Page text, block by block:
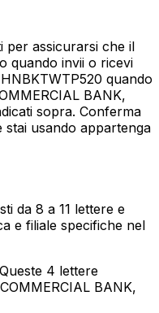
per assicurarsi che il
quando invii o ricevi
quando
BANK,
sopra. Conferma
usando appartenga
da 8 a 11 lettere e
e filiale specifiche nel
Queste 4 lettere
BANK,